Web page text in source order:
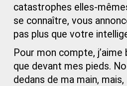
catastrophes elles-
se connaître, vous
pas plus que votre
Pour mon compte, j’aime
que devant mes pieds.
dedans de ma main, mais,